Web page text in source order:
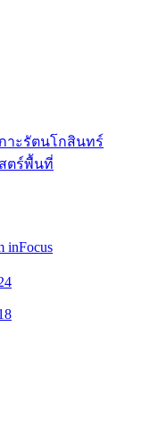
าะรัตนโกสินทร์
ตร์พื้นที่
inFocus